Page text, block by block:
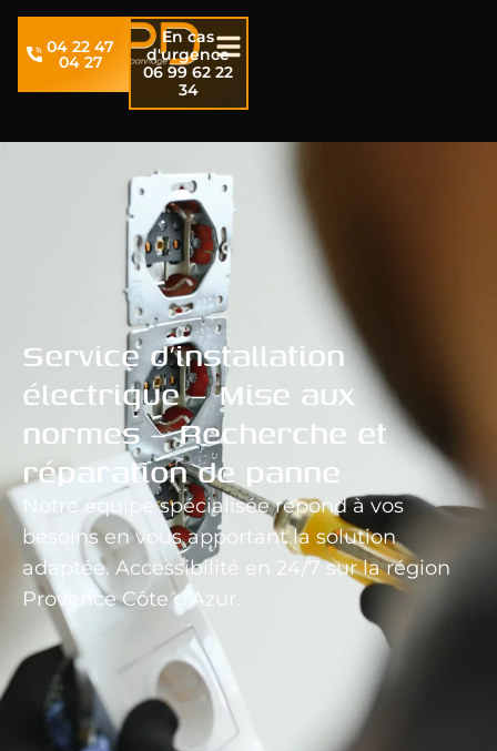
04 22 47
04 27
En cas
d'urgence
06 99 62 22
34
Service d’installation
électrique – Mise aux
normes – Recherche et
réparation de panne
Notre équipe spécialisée répond à vos
besoins en vous apportant la solution
adaptée. Accessibilité en 24/7 sur la région
Provence Côte d’Azur.